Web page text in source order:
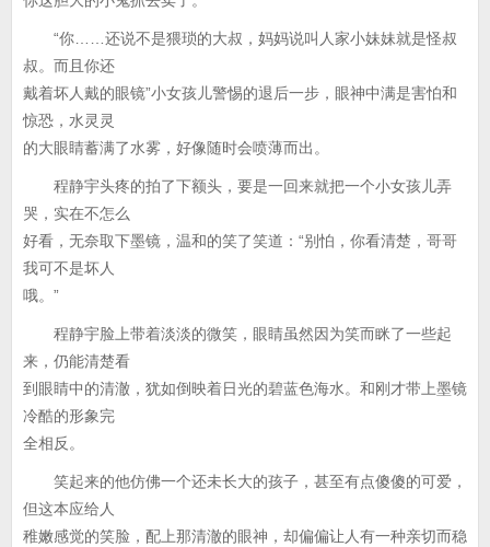
“你……还说不是猥琐的大叔，妈妈说叫人家小妹妹就是怪叔
叔。而且你还
戴着坏人戴的眼镜”小女孩儿警惕的退后一步，眼神中满是害怕和
惊恐，水灵灵
的大眼睛蓄满了水雾，好像随时会喷薄而出。
程静宇头疼的拍了下额头，要是一回来就把一个小女孩儿弄
哭，实在不怎么
好看，无奈取下墨镜，温和的笑了笑道：“别怕，你看清楚，哥哥
我可不是坏人
哦。”
程静宇脸上带着淡淡的微笑，眼睛虽然因为笑而眯了一些起
来，仍能清楚看
到眼睛中的清澈，犹如倒映着日光的碧蓝色海水。和刚才带上墨镜
冷酷的形象完
全相反。
笑起来的他仿佛一个还未长大的孩子，甚至有点傻傻的可爱，
但这本应给人
稚嫩感觉的笑脸，配上那清澈的眼神，却偏偏让人有一种亲切而稳